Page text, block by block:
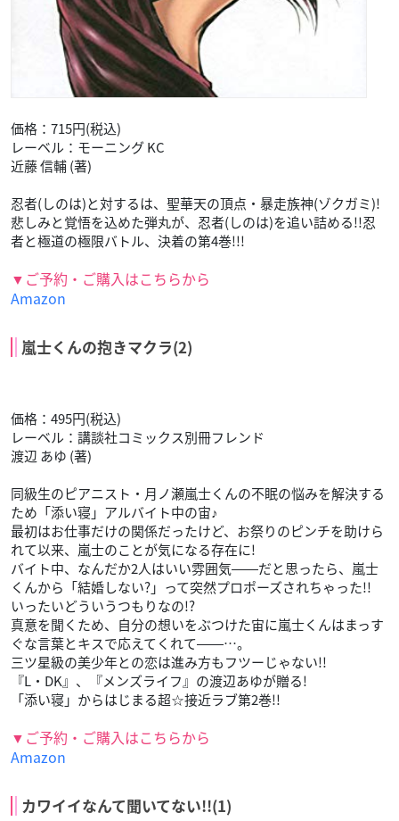
価格：715円(税込)
レーベル：モーニング KC
近藤 信輔 (著)
忍者(しのは)と対するは、聖華天の頂点・暴走族神(ゾクガミ)!
悲しみと覚悟を込めた弾丸が、忍者(しのは)を追い詰める!!忍
者と極道の極限バトル、決着の第4巻!!!
▼ご予約・ご購入はこちらから
Amazon
嵐士くんの抱きマクラ(2)